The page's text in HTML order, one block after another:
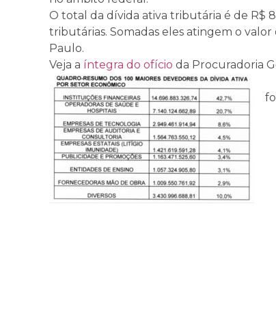
O total da dívida ativa tributária é de R$
tributárias. Somadas eles atingem o
Paulo.
Veja a íntegra do ofício da Procuradoria